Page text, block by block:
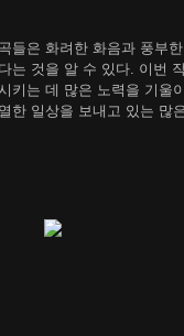
들은 화려한 화음과 풍부
는 것을 알 수 있다. 이번
키는 데 많은 노력을 기
한 일상을 보내고 있는